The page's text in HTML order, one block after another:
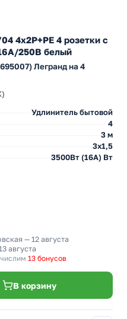
4х2P+PE 4 розетки с
250В белый
Легранд на 4
Удлинитель бытовой
4
3 м
3х1,5
3500Вт (16А) Вт
— 12 августа
августа
13 бонусов
В корзину